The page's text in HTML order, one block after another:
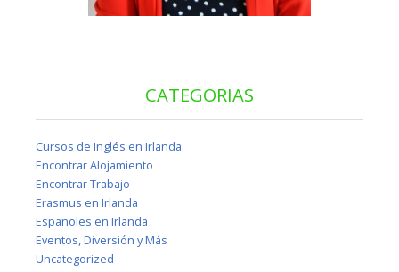
CATEGORIAS
Cursos de Inglés en Irlanda
Encontrar Alojamiento
Encontrar Trabajo
Erasmus en Irlanda
Españoles en Irlanda
Eventos, Diversión y Más
Uncategorized